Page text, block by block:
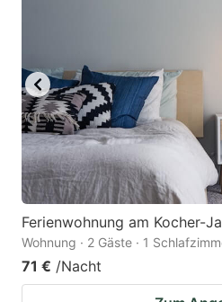
Ferienwohnung am Kocher-
Wohnung · 2 Gäste · 1
71 € /Nacht